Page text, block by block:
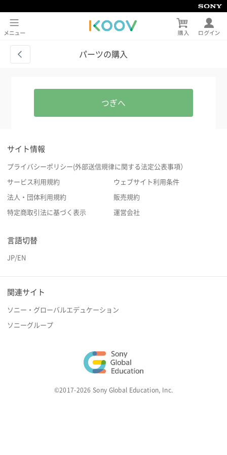
パーツの購入
つぎへ
サイト情報
プライバシーポリシー(外部送信規律に関する法定公表事項）
サービス利用規約 ウェブサイト利用条件
法人・団体利用規約 販売規約
特定商取引法に基づく表示 運営会社
言語切替
JP/EN
関連サイト
ソニー・グローバルエデュケーション
ソニーグループ
©2017-2026 Sony Global Education, Inc.